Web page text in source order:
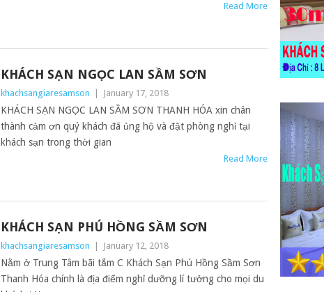
Read More
KHÁCH SẠN NGỌC LAN SẦM SƠN
khachsangiaresamson January 17, 2018
KHÁCH SẠN NGỌC LAN SẦM SƠN THANH HÓA xin chân
thành cảm ơn quý khách đã ủng hộ và đặt phòng nghỉ tại
khách sạn trong thời gian
Read More
KHÁCH SẠN PHÚ HỒNG SẦM SƠN
khachsangiaresamson January 12, 2018
Nằm ở Trung Tâm bãi tắm C Khách Sạn Phú Hồng Sầm Sơn
Thanh Hóa chính là địa điểm nghỉ dưỡng lí tưởng cho mọi du